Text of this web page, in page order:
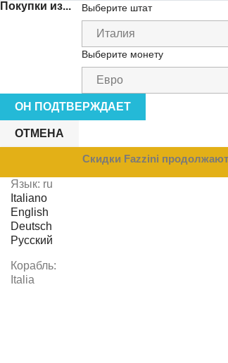
Покупки из... Выберите штат
Выберите монету
ОН ПОДТВЕРЖДАЕТ
ОТМЕНА
Скидки Fazzini
Язык: ru
Italiano
English
Deutsch
Русский
Корабль:
Italia